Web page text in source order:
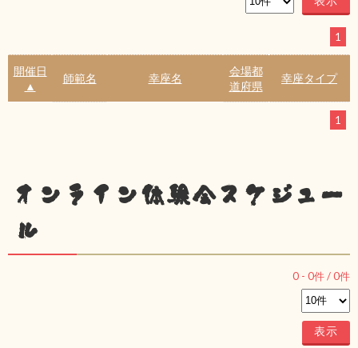
1
開催日
▲
師範名 幸座名
会場都
道府県
幸座タイプ
1
オンライン体験会スケジュー
ル
0 - 0件 /0件